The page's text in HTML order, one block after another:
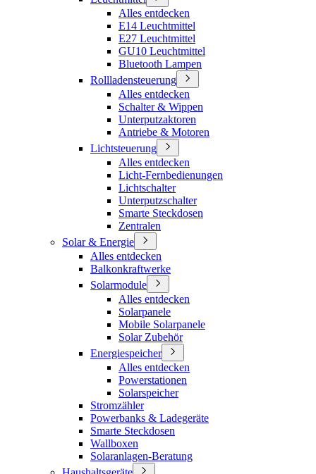
Alles entdecken
E14 Leuchtmittel
E27 Leuchtmittel
GU10 Leuchtmittel
Bluetooth Lampen
Rollladensteuerung
Alles entdecken
Schalter & Wippen
Unterputzaktoren
Antriebe & Motoren
Lichtsteuerung
Alles entdecken
Licht-Fernbedienungen
Lichtschalter
Unterputzschalter
Smarte Steckdosen
Zentralen
Solar & Energie
Alles entdecken
Balkonkraftwerke
Solarmodule
Alles entdecken
Solarpanele
Mobile Solarpanele
Solar Zubehör
Energiespeicher
Alles entdecken
Powerstationen
Solarspeicher
Stromzähler
Powerbanks & Ladegeräte
Smarte Steckdosen
Wallboxen
Solaranlagen-Beratung